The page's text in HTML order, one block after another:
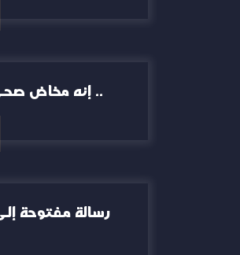
(العربية) إنه مخاض صحي ولكن ..